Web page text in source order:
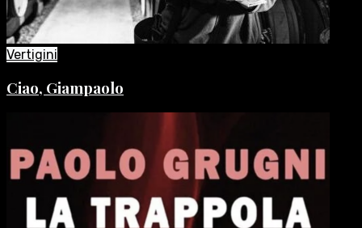
Vertigini
Ciao, Giampaolo